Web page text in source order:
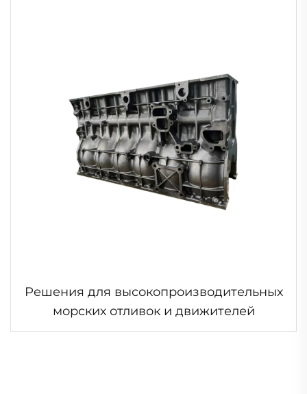
Решения для высокопроизводительных
морских отливок и движителей